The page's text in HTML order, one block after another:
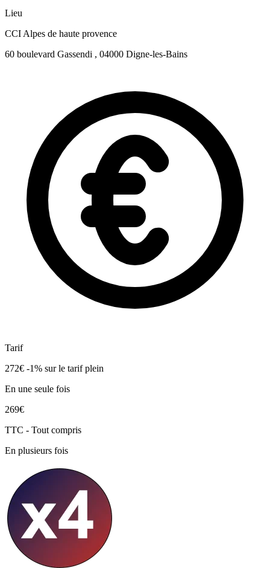
Lieu
CCI Alpes de haute provence
60 boulevard Gassendi , 04000 Digne-les-Bains
Tarif
272€ -1% sur le tarif plein
En une seule fois
269€
TTC - Tout compris
En plusieurs fois